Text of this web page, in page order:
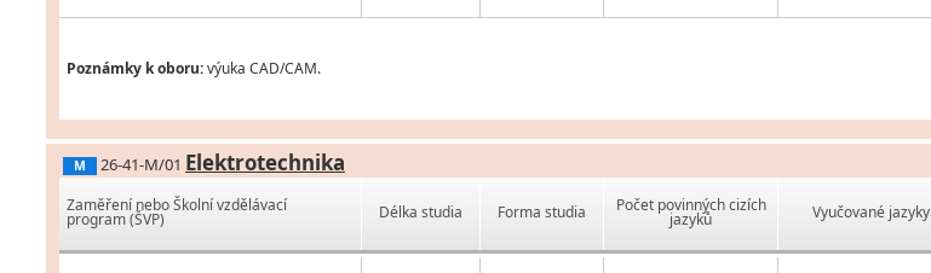
Poznámky k oboru:výuka CAD/CAM.
M 26-41-M/01 Elektrotechnika
Zaměření nebo Školní vzdělávací
program (ŠVP) Délka studia Forma studia Počet povinných cizích
jazyků Vyučované jazyky